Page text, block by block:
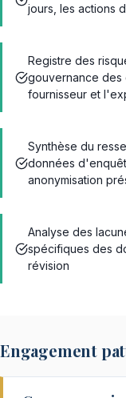
jours, les actions
Registre des
gouvernance
fournisseur et
Synthèse du
données
anonymisation
Analyse des
spécifiques des
révision
Engagement